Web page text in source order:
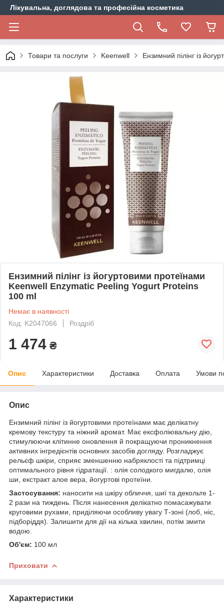
Лікувальна, доглядова та професійна косметика
Товари та послуги Keenwell Ензимний пілінг із
Ензимний пілінг із йогуртовими протеїнами
Keenwell Enzymatic Peeling Yogurt Proteins
100 ml
Немає в наявності
Код: K2047066
Роздріб
1 474 ₴
Опис Характеристики Доставка Оплата Умови
Опис
Ензимний пілінг із йогуртовими протеїнами має делікатну
кремову текстуру та ніжний аромат. Має ексфоліювальну дію,
стимулюючи клітинне оновлення й покращуючи проникнення
активних інгредієнтів основних засобів догляду. Розгладжує
рельєф шкіри, сприяє зменшенню набряклості та підтримці
оптимального рівня гідратації. : олія солодкого мигдалю, олія
ши, екстракт алое вера, йогуртові протеїни.
Застосування: наносити на шкіру обличчя, шиї та декольте 1-
2 рази на тиждень. Після нанесення делікатно помасажувати
круговими рухами, приділяючи особливу увагу Т-зоні (лоб, ніс,
підборіддя). Залишити для дії на кілька хвилин, потім змити
водою.
Об'єм: 100 мл
Приховати
Характеристики